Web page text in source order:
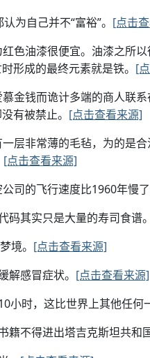
为自己并不“富裕”。 [点击
色油漆很便宜。油漆之所
形成的最终元素就是铁。 [
金钱而诡计多端的商人联
有被禁止。 [点击查看来源]
层非常薄的毛毡，为的是
[点击查看来源]
司的飞行速度比1960年慢了
其实只是大量的寿司食谱。
境。 [点击查看来源]
解感冒症状。 [点击查看来源]
小时，这比世界上其他任何
不得进出塔吉克斯坦共和国